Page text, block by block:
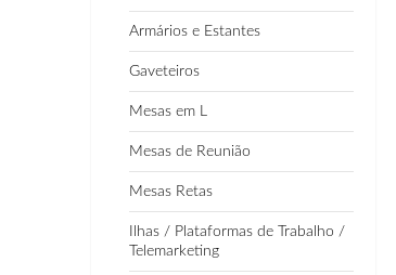
Roupeiros
Painéis
Banquetas
Armários e Estantes
Gaveteiros
Mesas em L
Mesas de Reunião
Mesas Retas
Ilhas / Plataformas de Trabalho /
Telemarketing